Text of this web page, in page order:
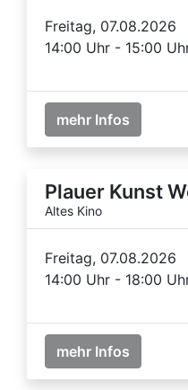
Freitag, 07.08.2026
14:00 Uhr - 15:00
mehr Infos
Plauer Kunst
Altes Kino
Freitag, 07.08.2026
14:00 Uhr - 18:00
mehr Infos